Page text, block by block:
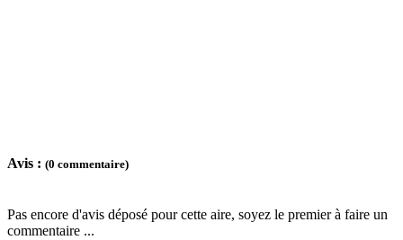
Avis : (0 commentaire)
Pas encore d'avis déposé pour cette aire, soyez le premier à faire un
commentaire ...